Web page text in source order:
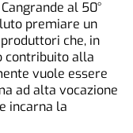
al 50°
premiare un
che, in
contribuito alla
vuole essere
ad alta vocazione
incarna la